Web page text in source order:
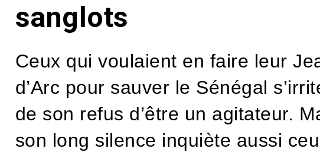
sanglots
Ceux qui voulaient en faire leur
d’Arc pour sauver le Sénégal
de son refus d’être un agitateur.
son long silence inquiète aussi